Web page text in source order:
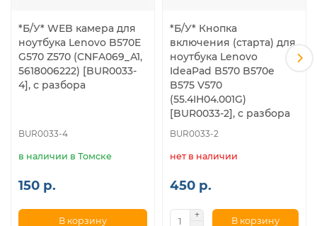
*Б/У* WEB камера для
ноутбука Lenovo B570E
G570 Z570 (CNFA069_A1,
5618006222) [BUR0033-
4], с разбора
BUR0033-4
в наличии в Томске
150 р.
В корзину
*Б/У* Кнопка
включения (старта) для
ноутбука Lenovo
IdeaPad B570 B570e
B575 V570
(55.4IH04.001G)
[BUR0033-2], с разбора
BUR0033-2
нет в наличии
450 р.
В корзину